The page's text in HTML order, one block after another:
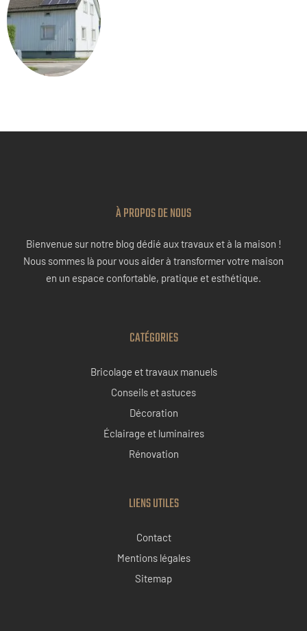
À PROPOS DE NOUS
Bienvenue sur notre blog dédié aux travaux et à la maison !
Nous sommes là pour vous aider à transformer votre maison
en un espace confortable, pratique et esthétique.
CATÉGORIES
Bricolage et travaux manuels
Conseils et astuces
Décoration
Éclairage et luminaires
Rénovation
LIENS UTILES
Contact
Mentions légales
Sitemap